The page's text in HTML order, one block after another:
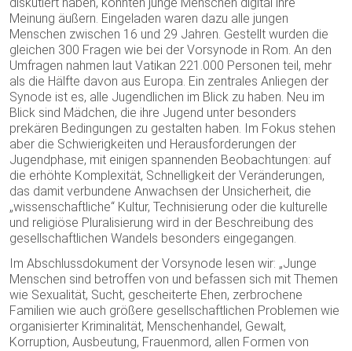
Meinung äußern. Eingeladen waren dazu alle jungen
Menschen zwischen 16 und 29 Jahren. Gestellt wurden die
gleichen 300 Fragen wie bei der Vorsynode in Rom. An den
Umfragen nahmen laut Vatikan 221.000 Personen teil, mehr
als die Hälfte davon aus Europa. Ein zentrales Anliegen der
Synode ist es, alle Jugendlichen im Blick zu haben. Neu im
Blick sind Mädchen, die ihre Jugend unter besonders
prekären Bedingungen zu gestalten haben. Im Fokus stehen
aber die Schwierigkeiten und Herausforderungen der
Jugendphase, mit einigen spannenden Beobachtungen: auf
die erhöhte Komplexität, Schnelligkeit der Veränderungen,
das damit verbundene Anwachsen der Unsicherheit, die
„wissenschaftliche“ Kultur, Technisierung oder die kulturelle
und religiöse Pluralisierung wird in der Beschreibung des
gesellschaftlichen Wandels besonders eingegangen.
Im Abschlussdokument der Vorsynode lesen wir: „Junge
Menschen sind betroffen von und befassen sich mit Themen
wie Sexualität, Sucht, gescheiterte Ehen, zerbrochene
Familien wie auch größere gesellschaftlichen Problemen wie
organisierter Kriminalität, Menschenhandel, Gewalt,
Korruption, Ausbeutung, Frauenmord, allen Formen von